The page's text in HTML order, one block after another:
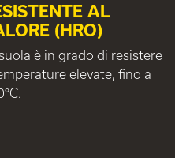
AL
(HRO)
è in grado di resistere
elevate, fino a